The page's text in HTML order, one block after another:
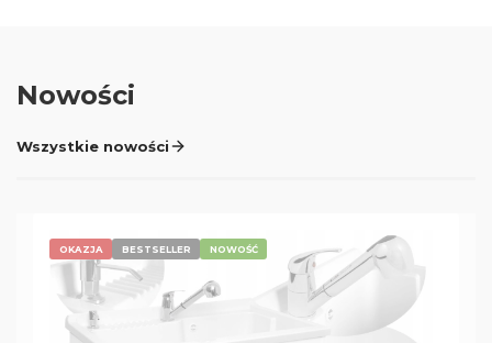
Nowości
Wszystkie nowości
OKAZJA BESTSELLER NOWOŚĆ